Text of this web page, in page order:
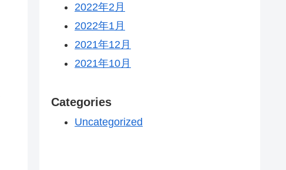
2022年2月
2022年1月
2021年12月
2021年10月
Categories
Uncategorized